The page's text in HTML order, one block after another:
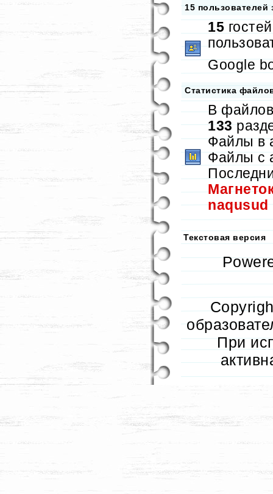
15 пользователей
15
Google
Статистика
В
133
Файлы в
Файлы с
naqusud
Текстовая версия
При